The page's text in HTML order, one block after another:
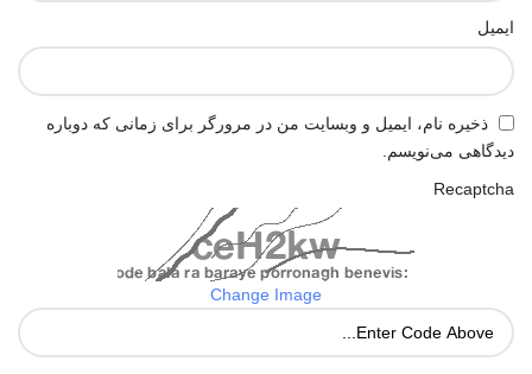
ایمیل
ذخیره نام، ایمیل و وبسایت من در مرورگر برای زمانی که دوباره
دیدگاهی می‌نویسم.
Recaptcha
Change Image